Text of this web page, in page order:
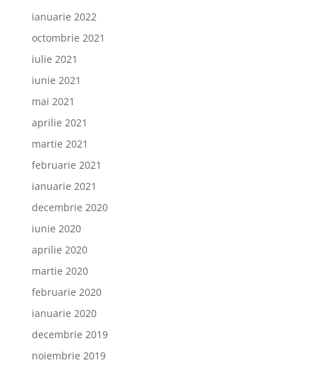
ianuarie 2022
octombrie 2021
iulie 2021
iunie 2021
mai 2021
aprilie 2021
martie 2021
februarie 2021
ianuarie 2021
decembrie 2020
iunie 2020
aprilie 2020
martie 2020
februarie 2020
ianuarie 2020
decembrie 2019
noiembrie 2019